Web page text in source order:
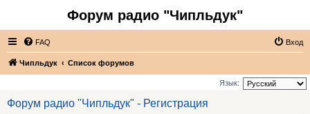
Форум радио "Чипльдук"
FAQ Вход
Чипльдук Список форумов
Язык:
Форум радио "Чипльдук" - Регистрация